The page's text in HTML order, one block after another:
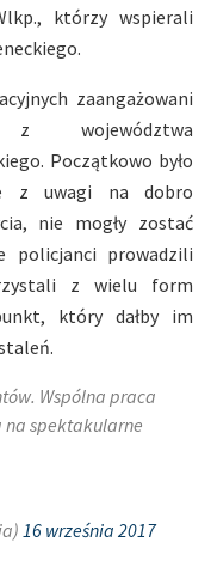
którzy wspierali
zaangażowani
województwa
Początkowo było
z uwagi na dobro
nie mogły zostać
policjanci prowadzili
z wielu form
który dałby im
Wspólna praca
na spektakularne
16 września 2017